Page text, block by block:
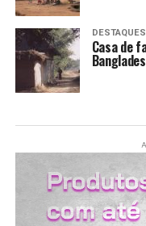
ENTREVISTAS
EXPEDIENTE
FINALIZAR COMPRA
DESTAQUES
Casa de